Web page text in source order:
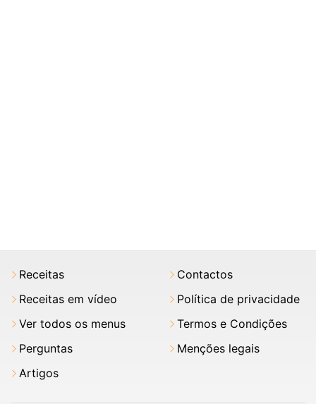
Receitas
Receitas em vídeo
Ver todos os menus
Perguntas
Artigos
Contactos
Política de privacidade
Termos e Condições
Menções legais